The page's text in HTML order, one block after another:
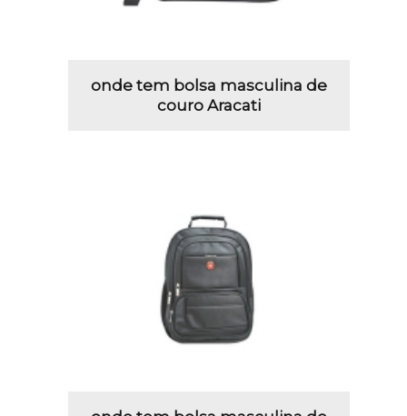
onde tem bolsa masculina de
couro Aracati